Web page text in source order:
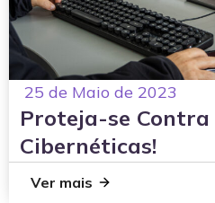
25 de Maio de 2023
Proteja-se Contra
Cibernéticas!
Ver mais